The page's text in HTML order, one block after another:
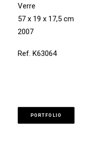
Verre
57 x 19 x 17,5 cm
2007
Ref. K63064
PORTFOLIO